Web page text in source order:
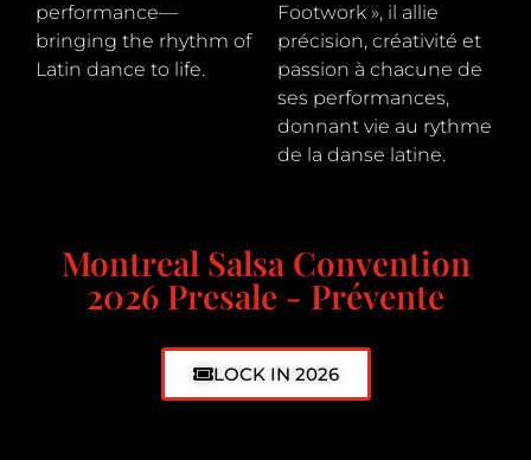
performance—
bringing the rhythm of
Latin dance to life.
Footwork », il allie
précision, créativité et
passion à chacune de
ses performances,
donnant vie au rythme
de la danse latine.
Montreal Salsa Convention
2026 Presale - Prévente
LOCK IN 2026